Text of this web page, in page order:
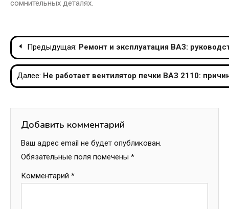
сомнительных деталях.
Навигация
по
записям
Предыдущая: Ремонт и эксплуатация ВАЗ:
Далее: Не работает вентилятор печки ВАЗ 2110:
Добавить комментарий
Ваш адрес email не будет опубликован.
Обязательные поля помечены *
Комментарий *